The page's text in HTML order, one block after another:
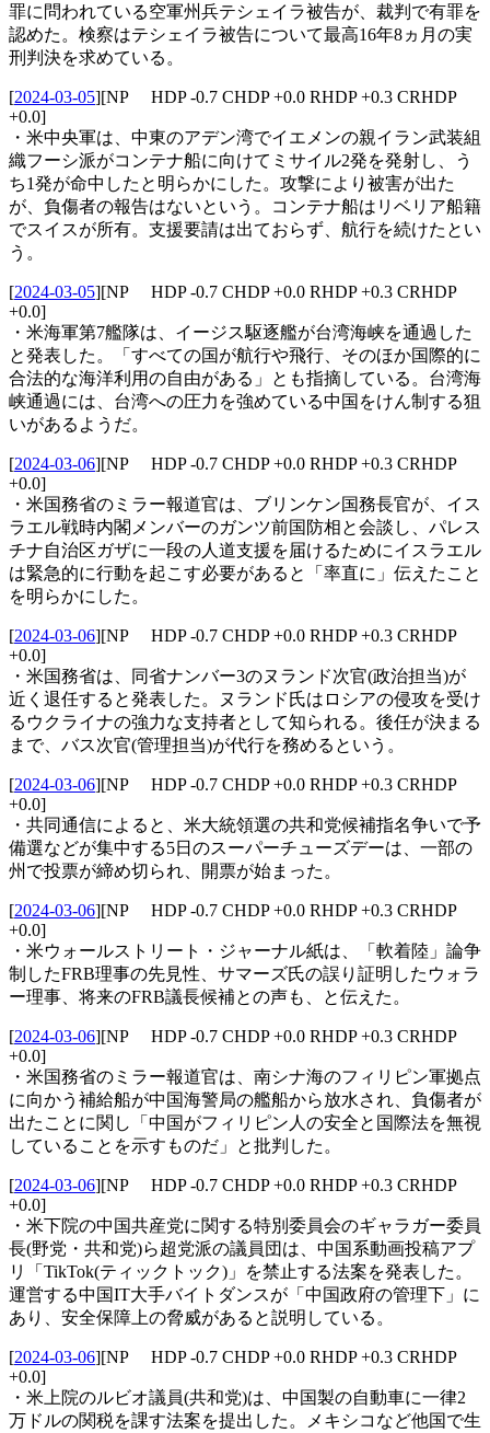
罪に問われている空軍州兵テシェイラ被告が、裁判で有罪を
認めた。検察はテシェイラ被告について最高16年8ヵ月の実
刑判決を求めている。
[2024-03-05][NP HDP -0.7 CHDP +0.0 RHDP +0.3 CRHDP
+0.0]
・米中央軍は、中東のアデン湾でイエメンの親イラン武装組
織フーシ派がコンテナ船に向けてミサイル2発を発射し、う
ち1発が命中したと明らかにした。攻撃により被害が出た
が、負傷者の報告はないという。コンテナ船はリベリア船籍
でスイスが所有。支援要請は出ておらず、航行を続けたとい
う。
[2024-03-05][NP HDP -0.7 CHDP +0.0 RHDP +0.3 CRHDP
+0.0]
・米海軍第7艦隊は、イージス駆逐艦が台湾海峡を通過した
と発表した。「すべての国が航行や飛行、そのほか国際的に
合法的な海洋利用の自由がある」とも指摘している。台湾海
峡通過には、台湾への圧力を強めている中国をけん制する狙
いがあるようだ。
[2024-03-06][NP HDP -0.7 CHDP +0.0 RHDP +0.3 CRHDP
+0.0]
・米国務省のミラー報道官は、ブリンケン国務長官が、イス
ラエル戦時内閣メンバーのガンツ前国防相と会談し、パレス
チナ自治区ガザに一段の人道支援を届けるためにイスラエル
は緊急的に行動を起こす必要があると「率直に」伝えたこと
を明らかにした。
[2024-03-06][NP HDP -0.7 CHDP +0.0 RHDP +0.3 CRHDP
+0.0]
・米国務省は、同省ナンバー3のヌランド次官(政治担当)が
近く退任すると発表した。ヌランド氏はロシアの侵攻を受け
るウクライナの強力な支持者として知られる。後任が決まる
まで、バス次官(管理担当)が代行を務めるという。
[2024-03-06][NP HDP -0.7 CHDP +0.0 RHDP +0.3 CRHDP
+0.0]
・共同通信によると、米大統領選の共和党候補指名争いで予
備選などが集中する5日のスーパーチューズデーは、一部の
州で投票が締め切られ、開票が始まった。
[2024-03-06][NP HDP -0.7 CHDP +0.0 RHDP +0.3 CRHDP
+0.0]
・米ウォールストリート・ジャーナル紙は、「軟着陸」論争
制したFRB理事の先見性、サマーズ氏の誤り証明したウォラ
ー理事、将来のFRB議長候補との声も、と伝えた。
[2024-03-06][NP HDP -0.7 CHDP +0.0 RHDP +0.3 CRHDP
+0.0]
・米国務省のミラー報道官は、南シナ海のフィリピン軍拠点
に向かう補給船が中国海警局の艦船から放水され、負傷者が
出たことに関し「中国がフィリピン人の安全と国際法を無視
していることを示すものだ」と批判した。
[2024-03-06][NP HDP -0.7 CHDP +0.0 RHDP +0.3 CRHDP
+0.0]
・米下院の中国共産党に関する特別委員会のギャラガー委員
長(野党・共和党)ら超党派の議員団は、中国系動画投稿アプ
リ「TikTok(ティックトック)」を禁止する法案を発表した。
運営する中国IT大手バイトダンスが「中国政府の管理下」に
あり、安全保障上の脅威があると説明している。
[2024-03-06][NP HDP -0.7 CHDP +0.0 RHDP +0.3 CRHDP
+0.0]
・米上院のルビオ議員(共和党)は、中国製の自動車に一律2
万ドルの関税を課す法案を提出した。メキシコなど他国で生